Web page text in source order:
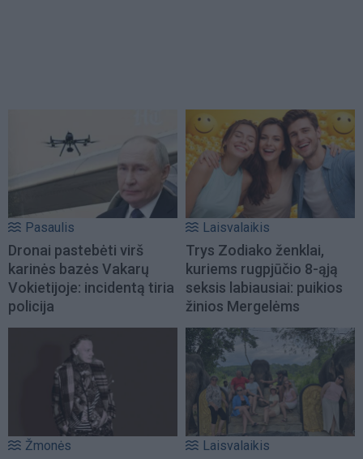
Pasaulis
Dronai pastebėti virš
karinės bazės Vakarų
Vokietijoje: incidentą tiria
policija
Laisvalaikis
Trys Zodiako ženklai,
kuriems rugpjūčio 8-ąją
seksis labiausiai: puikios
žinios Mergelėms
Žmonės Laisvalaikis